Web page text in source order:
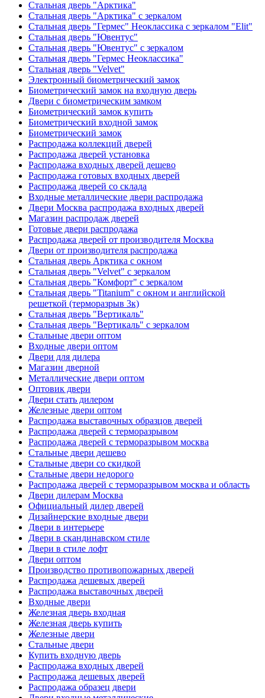
Стальная дверь "Арктика"
Стальная дверь "Арктика" с зеркалом
Стальная дверь "Гермес" Неоклассика с зеркалом "Elit"
Стальная дверь "Ювентус"
Стальная дверь "Ювентус" с зеркалом
Стальная дверь "Гермес Неоклассика"
Стальная дверь "Velvet"
Электронный биометрический замок
Биометрический замок на входную дверь
Двери с биометрическим замком
Биометрический замок купить
Биометрический входной замок
Биометрический замок
Распродажа коллекций дверей
Распродажа дверей установка
Распродажа входных дверей дешево
Распродажа готовых входных дверей
Распродажа дверей со склада
Входные металлические двери распродажа
Двери Москва распродажа входных дверей
Магазин распродаж дверей
Готовые двери распродажа
Распродажа дверей от производителя Москва
Двери от производителя распродажа
Стальная дверь Арктика с окном
Стальная дверь "Velvet" с зеркалом
Стальная дверь "Комфорт" с зеркалом
Стальная дверь "Titanium" с окном и английской
решеткой (терморазрыв 3к)
Стальная дверь "Вертикаль"
Стальная дверь "Вертикаль" с зеркалом
Стальные двери оптом
Входные двери оптом
Двери для дилера
Магазин дверной
Металлические двери оптом
Оптовик двери
Двери стать дилером
Железные двери оптом
Распродажа выставочных образцов дверей
Распродажа дверей с терморазрывом
Распродажа дверей с терморазрывом москва
Стальные двери дешево
Стальные двери со скидкой
Стальные двери недорого
Распродажа дверей с терморазрывом москва и область
Двери дилерам Москва
Официальный дилер дверей
Дизайнерские входные двери
Двери в интерьере
Двери в скандинавском стиле
Двери в стиле лофт
Двери оптом
Производство противопожарных дверей
Распродажа дешевых дверей
Распродажа выставочных дверей
Входные двери
Железная дверь входная
Железная дверь купить
Железные двери
Стальные двери
Купить входную дверь
Распродажа входных дверей
Распродажа дешевых дверей
Распродажа образец двери